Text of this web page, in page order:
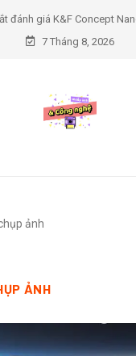
X Variable ND Filter
7 Tháng 8, 2026
ảnh
ẢNH